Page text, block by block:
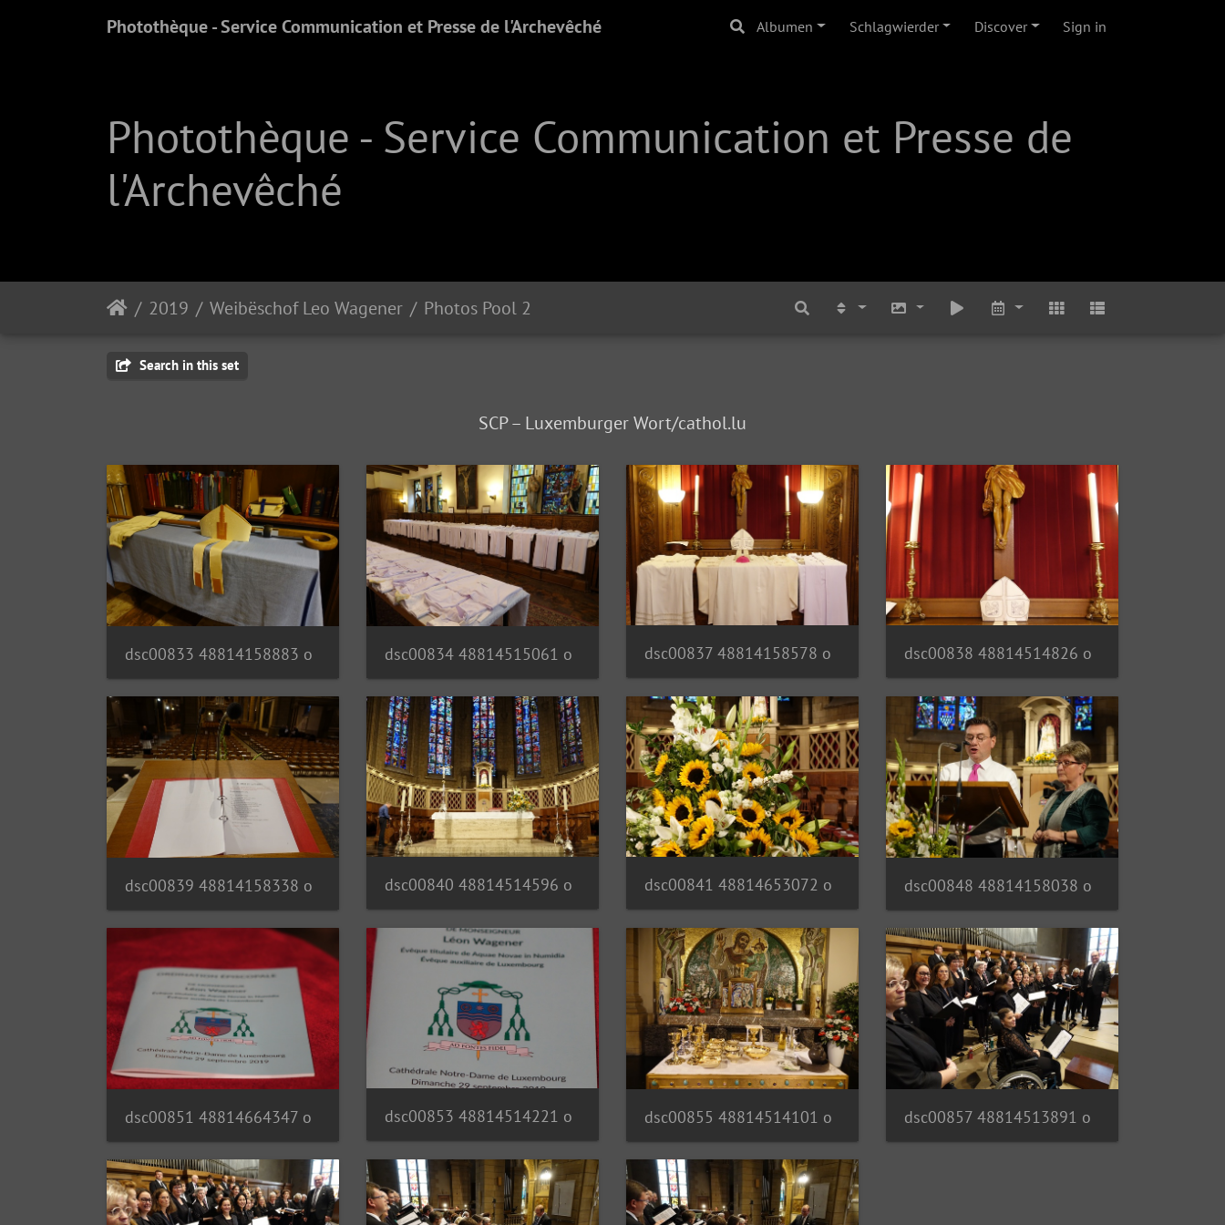
Photothèque - Service Communication et Presse de l'Archevêché Albumen Schlagwierder Discover Sign in
Photothèque - Service Communication et Presse de
l'Archevêché
2019 Weibëschof Leo Wagener Photos Pool 2
Search in this set
SCP – Luxemburger Wort/cathol.lu
dsc00833 48814158883 o dsc00834 48814515061 o dsc00837 48814158578 o dsc00838 48814514826 o
dsc00839 48814158338 o dsc00840 48814514596 o dsc00841 48814653072 o dsc00848 48814158038 o
dsc00851 48814664347 o dsc00853 48814514221 o dsc00855 48814514101 o dsc00857 48814513891 o